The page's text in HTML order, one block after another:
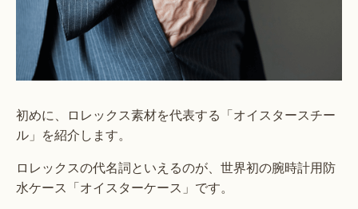
初めに、ロレックス素材を代表する「オイスタースチー
ル」を紹介します。
ロレックスの代名詞といえるのが、世界初の腕時計用防
水ケース「オイスターケース」です。